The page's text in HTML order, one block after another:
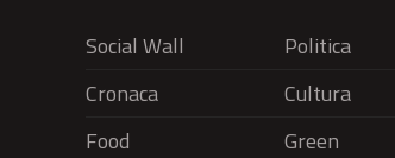
Social Wall
Politica
Cronaca
Cultura
Food
Green